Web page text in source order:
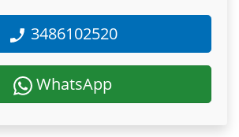
3486102520
WhatsApp